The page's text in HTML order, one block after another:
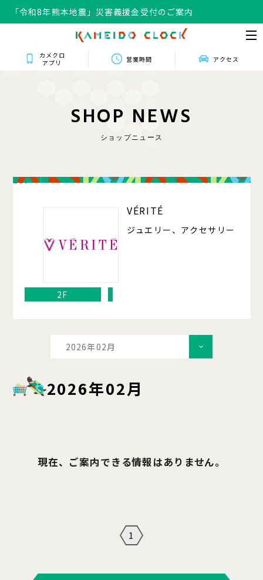
「令和8年熊本地震」災害義援金受付のご案内
カメクロ
アプリ
営業時間 アクセス
SHOP NEWS
ショップニュース
207
VÉRITÉ
ジュエリー、アクセサリー
2F
2026年02月
2026年02月
現在、ご案内できる情報はありません。
1